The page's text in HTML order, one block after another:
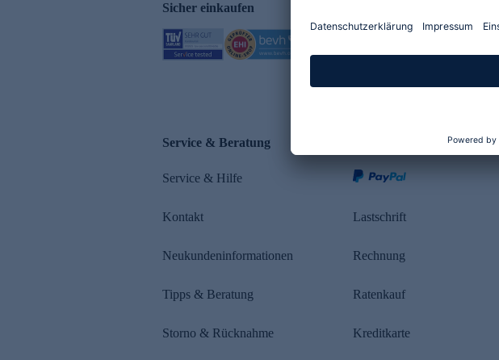
Sicher einkaufen
Service & Beratung
Service & Hilfe
Kontakt
Neukundeninformationen
Tipps & Beratung
Storno & Rücknahme
Lastschrift
Rechnung
Ratenkauf
Kreditkarte